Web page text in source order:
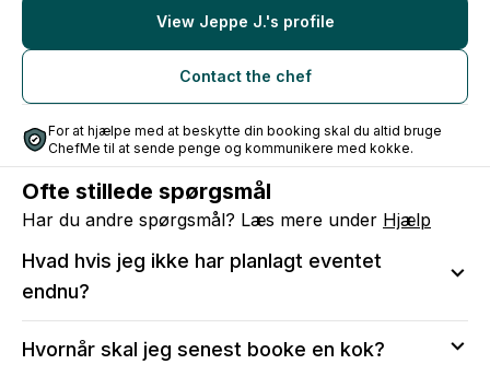
View Jeppe J.'s profile
Contact the chef
For at hjælpe med at beskytte din booking skal du altid bruge
ChefMe til at sende penge og kommunikere med kokke.
Ofte stillede spørgsmål
Har du andre spørgsmål? Læs mere under Hjælp
Hvad hvis jeg ikke har planlagt eventet
endnu?
dig, at kokken er tilgængelig på den valgte dato.
Hvornår skal jeg senest booke en kok?